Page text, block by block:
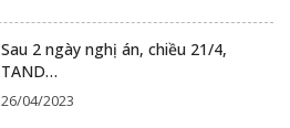
Sau 2 ngày nghị án, chiều 21/4,
TAND…
26/04/2023